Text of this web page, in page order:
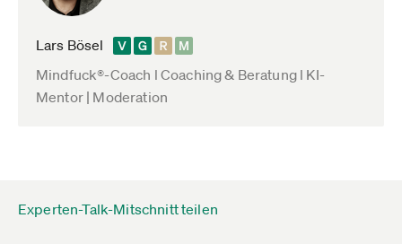
Lars Bösel
Mindfuck®-Coach l Coaching & Beratung l KI-
Mentor | Moderation
Experten-Talk-Mitschnitt teilen